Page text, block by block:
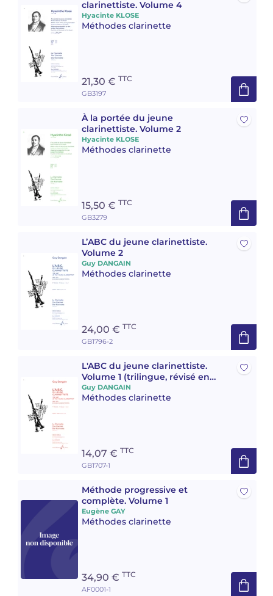
clarinettiste. Volume 4
Hyacinte KLOSE
Méthodes clarinette
21,30 € TTC
GB3197
À la portée du jeune
clarinettiste. Volume 2
Hyacinte KLOSE
Méthodes clarinette
15,50 € TTC
GB3279
L’ABC du jeune clarinettiste.
Volume 2
Guy DANGAIN
Méthodes clarinette
24,00 € TTC
GB1796-2
L'ABC du jeune clarinettiste.
Volume 1 (trilingue, révisé en
1992) Révision de 1992
Guy DANGAIN
Méthodes clarinette
14,07 € TTC
GB1707-1
Méthode progressive et
complète. Volume 1
Eugène GAY
Méthodes clarinette
34,90 € TTC
AF0001-1